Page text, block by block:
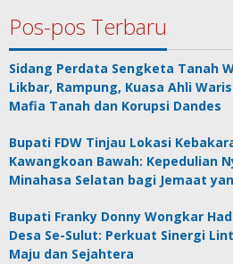
Pos-pos Terbaru
Sidang Perdata Sengketa Tanah
Likbar, Rampung, Kuasa Ahli
Mafia Tanah dan Korupsi Dandes
Bupati FDW Tinjau Lokasi
Kawangkoan Bawah: Kepedulian
Minahasa Selatan bagi Jemaat
Bupati Franky Donny Wongkar
Desa Se-Sulut: Perkuat Sinergi
Maju dan Sejahtera